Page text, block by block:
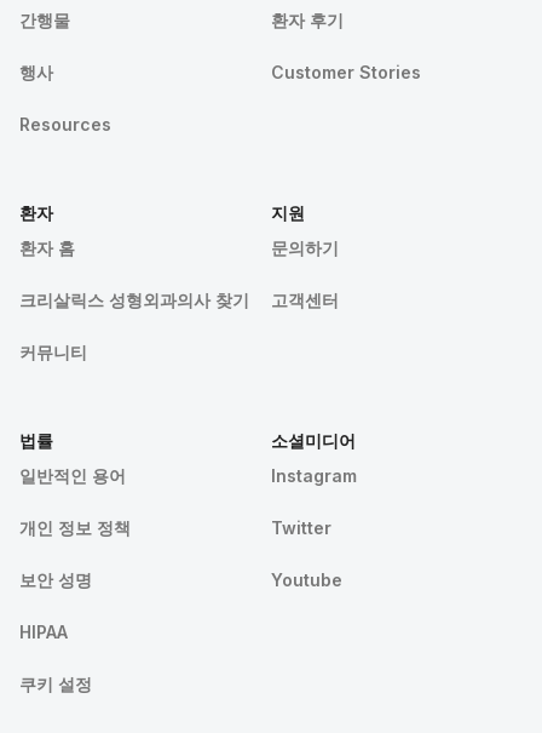
간행물
행사
Resources
환자 후기
Customer Stories
환자
환자 홈
크리살릭스 성형외과의사 찾기
커뮤니티
지원
문의하기
고객센터
법률
일반적인 용어
개인 정보 정책
보안 성명
HIPAA
쿠키 설정
소셜미디어
Instagram
Twitter
Youtube